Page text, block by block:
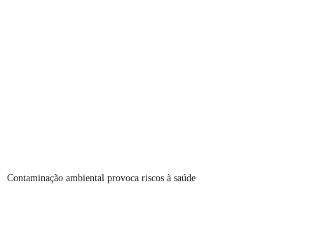
Contaminação ambiental provoca riscos à saúde